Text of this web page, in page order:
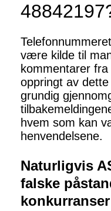
være kilde til
kommentarer
oppringt av
grundig
hvem som kan
henvendelsene.
Naturligvis
falske
konkurranser